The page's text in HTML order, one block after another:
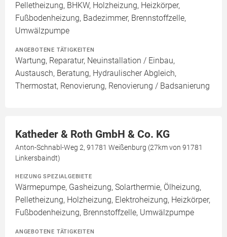
Pelletheizung, BHKW, Holzheizung, Heizkörper,
Fußbodenheizung, Badezimmer, Brennstoffzelle,
Umwälzpumpe
ANGEBOTENE TÄTIGKEITEN
Wartung, Reparatur, Neuinstallation / Einbau,
Austausch, Beratung, Hydraulischer Abgleich,
Thermostat, Renovierung, Renovierung / Badsanierung
Katheder & Roth GmbH & Co. KG
Anton-Schnabl-Weg 2, 91781 Weißenburg (27km von 91781
Linkersbaindt)
HEIZUNG SPEZIALGEBIETE
Wärmepumpe, Gasheizung, Solarthermie, Ölheizung,
Pelletheizung, Holzheizung, Elektroheizung, Heizkörper,
Fußbodenheizung, Brennstoffzelle, Umwälzpumpe
ANGEBOTENE TÄTIGKEITEN